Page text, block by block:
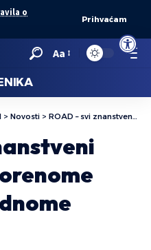
Open
o
Prihvaćam
Aa
> Novosti > ROAD – svi znanstveni časopisi u otvorenome pristupu na jednome mjestu